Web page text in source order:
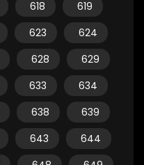
618
619
623
624
628
629
633
634
638
639
643
644